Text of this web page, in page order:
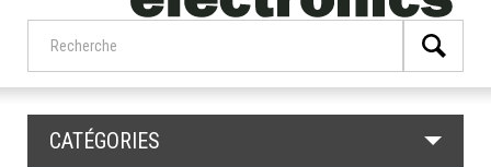
CATÉGORIES